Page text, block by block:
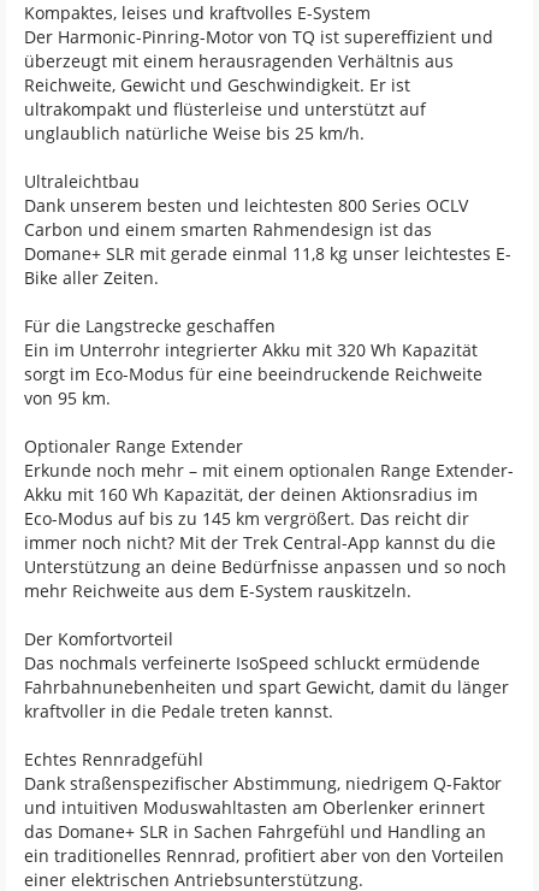
Kompaktes, leises und kraftvolles E-System
Der Harmonic-Pinring-Motor von TQ ist supereffizient und
überzeugt mit einem herausragenden Verhältnis aus
Reichweite, Gewicht und Geschwindigkeit. Er ist
ultrakompakt und flüsterleise und unterstützt auf
unglaublich natürliche Weise bis 25 km/h.
Ultraleichtbau
Dank unserem besten und leichtesten 800 Series OCLV
Carbon und einem smarten Rahmendesign ist das
Domane+ SLR mit gerade einmal 11,8 kg unser leichtestes E-
Bike aller Zeiten.
Für die Langstrecke geschaffen
Ein im Unterrohr integrierter Akku mit 320 Wh Kapazität
sorgt im Eco-Modus für eine beeindruckende Reichweite
von 95 km.
Optionaler Range Extender
Erkunde noch mehr – mit einem optionalen Range Extender-
Akku mit 160 Wh Kapazität, der deinen Aktionsradius im
Eco-Modus auf bis zu 145 km vergrößert. Das reicht dir
immer noch nicht? Mit der Trek Central-App kannst du die
Unterstützung an deine Bedürfnisse anpassen und so noch
mehr Reichweite aus dem E-System rauskitzeln.
Der Komfortvorteil
Das nochmals verfeinerte IsoSpeed schluckt ermüdende
Fahrbahnunebenheiten und spart Gewicht, damit du länger
kraftvoller in die Pedale treten kannst.
Echtes Rennradgefühl
Dank straßenspezifischer Abstimmung, niedrigem Q-Faktor
und intuitiven Moduswahltasten am Oberlenker erinnert
das Domane+ SLR in Sachen Fahrgefühl und Handling an
ein traditionelles Rennrad, profitiert aber von den Vorteilen
einer elektrischen Antriebsunterstützung.